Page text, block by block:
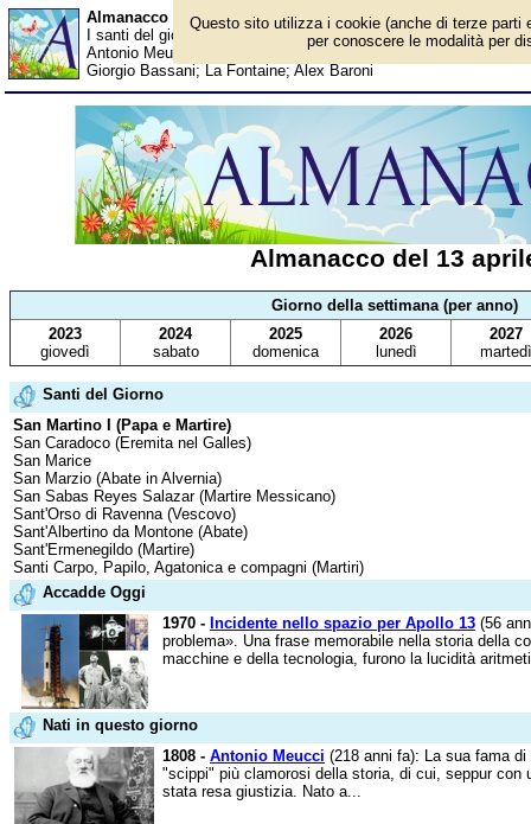
Almanacco del 13 aprile - Santi del giorno
I santi del giorno, eventi storici, successi sportivi, anniversari
Antonio Meucci; Samuel Beckett; Rudi Völler; Ivano Bordon;
Giorgio Bassani; La Fontaine; Alex Baroni
Almanacco del 13
Giorno della settimana (per anno)
2023
giovedì
2024
sabato
2025
domenica
2026
lunedì
2027
martedì
Santi del Giorno
San Martino I (Papa e Martire)
San Caradoco (Eremita nel Galles)
San Marice
San Marzio (Abate in Alvernia)
San Sabas Reyes Salazar (Martire Messicano)
Sant'Orso di Ravenna (Vescovo)
Sant'Albertino da Montone (Abate)
Sant'Ermenegildo (Martire)
Santi Carpo, Papilo, Agatonica e compagni (Martiri)
Accadde Oggi
1970 - Incidente nello spazio per Apollo 13 (56
problema». Una frase memorabile nella storia della
macchine e della tecnologia, furono la lucidità
Nati in questo giorno
1808 - Antonio Meucci (218 anni fa): La sua fama
"scippi" più clamorosi della storia, di cui, seppur con
stata resa giustizia. Nato a...
Questo sito utilizza i cookie (anche di terze parti
per conoscere le modalità per